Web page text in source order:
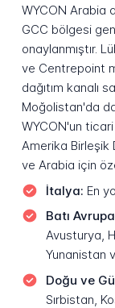
WYCON Arabia
GCC bölgesi
onaylanmıştır.
ve Centrepoint
dağıtım kanalı
Moğolistan'da
WYCON'un
Amerika Birleşik
ve Arabia için
İtalya: En
Batı
Avusturya,
Yunanistan
Doğu ve
Sırbistan,